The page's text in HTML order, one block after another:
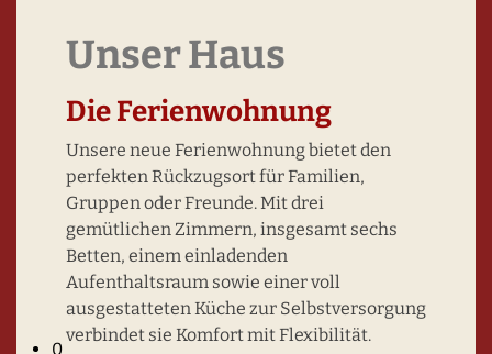
Haus Lübeck - Gruppen-/Tagungsraum
0
Unser Haus
Die Ferienwohnung
Unsere neue Ferienwohnung bietet den
perfekten Rückzugsort für Familien,
Gruppen oder Freunde. Mit drei
gemütlichen Zimmern, insgesamt sechs
Betten, einem einladenden
Aufenthaltsraum sowie einer voll
ausgestatteten Küche zur Selbstversorgung
verbindet sie Komfort mit Flexibilität.